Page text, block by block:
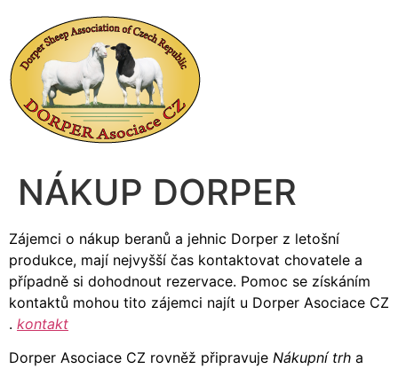
obsahu
NÁKUP DORPER
Zájemci o nákup beranů a jehnic Dorper z letošní
produkce, mají nejvyšší čas kontaktovat chovatele a
případně si dohodnout rezervace. Pomoc se získáním
kontaktů mohou tito zájemci najít u Dorper Asociace CZ
. kontakt
Dorper Asociace CZ rovněž připravuje Nákupní trh a